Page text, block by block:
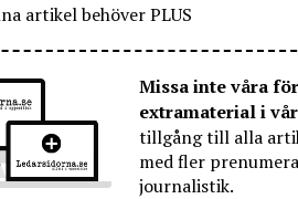
artikel behöver PLUS
Missa inte våra
extramaterial i
tillgång till alla
med fler
journalistik.